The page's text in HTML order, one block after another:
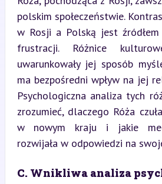
polskim społeczeństwie.
w Rosji a Polską jest
frustracji. Różnice
uwarunkowały jej sposób
ma bezpośredni wpływ na jej
Psychologiczna analiza tych
zrozumieć, dlaczego Róża
w nowym kraju i jakie
rozwijała w odpowiedzi na
C. Wnikliwa analiza